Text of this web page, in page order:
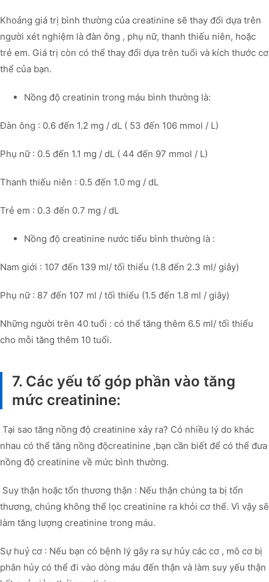
Khoảng giá trị bình thường của creatinine sẽ thay đổi dựa trên
người xét nghiệm là đàn ông , phụ nữ, thanh thiếu niên, hoặc
trẻ em. Giá trị còn có thể thay đổi dựa trên tuổi và kích thước cơ
thể của bạn.
Nồng độ creatinin trong máu bình thường là:
Đàn ông : 0.6 đến 1.2 mg / dL ( 53 đến 106 mmol / L)
Phụ nữ : 0.5 đến 1.1 mg / dL ( 44 đến 97 mmol / L)
Thanh thiếu niên : 0.5 đến 1.0 mg / dL
Trẻ em : 0.3 đến 0.7 mg / dL
Nồng độ creatinine nước tiểu bình thường là :
Nam giới : 107 đến 139 ml/ tối thiểu (1.8 đến 2.3 ml/ giây)
Phụ nữ : 87 đến 107 ml / tối thiểu (1.5 đến 1.8 ml / giây)
Những người trên 40 tuổi : có thể tăng thêm 6.5 ml/ tối thiểu
cho mỗi tăng thêm 10 tuổi.
7. Các yếu tố góp phần vào tăng
mức creatinine:
Tại sao tăng nồng độ creatinine xảy ra? Có nhiều lý do khác
nhau có thể tăng nồng độcreatinine ,bạn cần biết để có thể đưa
nồng độ creatinine về mức bình thường.
Suy thận hoặc tổn thương thận : Nếu thận chúng ta bị tổn
thương, chúng không thể lọc creatinine ra khỏi cơ thể. Vì vậy sẽ
làm tăng lượng creatinine trong máu.
Sự huỷ cơ : Nếu bạn có bệnh lý gây ra sự hủy các cơ , mô cơ bị
phân hủy có thể đi vào dòng máu đến thận và làm suy yếu thận